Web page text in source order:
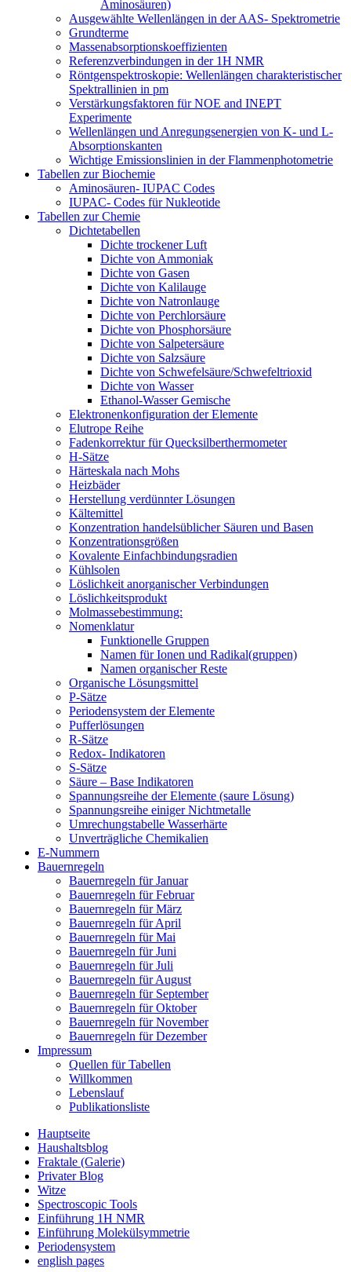
Aminosäuren)
Ausgewählte Wellenlängen in der AAS- Spektrometrie
Grundterme
Massenabsorptionskoeffizienten
Referenzverbindungen in der 1H NMR
Röntgenspektroskopie: Wellenlängen charakteristischer
Spektrallinien in pm
Verstärkungsfaktoren für NOE and INEPT
Experimente
Wellenlängen und Anregungsenergien von K- und L-
Absorptionskanten
Wichtige Emissionslinien in der Flammenphotometrie
Tabellen zur Biochemie
Aminosäuren- IUPAC Codes
IUPAC- Codes für Nukleotide
Tabellen zur Chemie
Dichtetabellen
Dichte trockener Luft
Dichte von Ammoniak
Dichte von Gasen
Dichte von Kalilauge
Dichte von Natronlauge
Dichte von Perchlorsäure
Dichte von Phosphorsäure
Dichte von Salpetersäure
Dichte von Salzsäure
Dichte von Schwefelsäure/Schwefeltrioxid
Dichte von Wasser
Ethanol-Wasser Gemische
Elektronenkonfiguration der Elemente
Elutrope Reihe
Fadenkorrektur für Quecksilberthermometer
H-Sätze
Härteskala nach Mohs
Heizbäder
Herstellung verdünnter Lösungen
Kältemittel
Konzentration handelsüblicher Säuren und Basen
Konzentrationsgrößen
Kovalente Einfachbindungsradien
Kühlsolen
Löslichkeit anorganischer Verbindungen
Löslichkeitsprodukt
Molmassebestimmung:
Nomenklatur
Funktionelle Gruppen
Namen für Ionen und Radikal(gruppen)
Namen organischer Reste
Organische Lösungsmittel
P-Sätze
Periodensystem der Elemente
Pufferlösungen
R-Sätze
Redox- Indikatoren
S-Sätze
Säure – Base Indikatoren
Spannungsreihe der Elemente (saure Lösung)
Spannungsreihe einiger Nichtmetalle
Umrechungstabelle Wasserhärte
Unverträgliche Chemikalien
E-Nummern
Bauernregeln
Bauernregeln für Januar
Bauernregeln für Februar
Bauernregeln für März
Bauernregeln für April
Bauernregeln für Mai
Bauernregeln für Juni
Bauernregeln für Juli
Bauernregeln für August
Bauernregeln für September
Bauernregeln für Oktober
Bauernregeln für November
Bauernregeln für Dezember
Impressum
Quellen für Tabellen
Willkommen
Lebenslauf
Publikationsliste
Hauptseite
Haushaltsblog
Fraktale (Galerie)
Privater Blog
Witze
Spectroscopic Tools
Einführung 1H NMR
Einführung Molekülsymmetrie
Periodensystem
english pages